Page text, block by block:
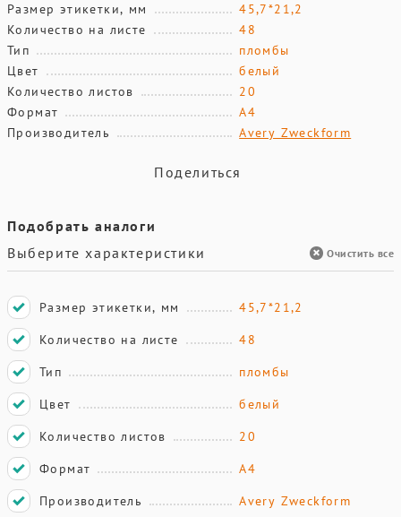
Размер этикетки, мм
45,7*21,2
Количество на листе
48
Тип
пломбы
Цвет
белый
Количество листов
20
Формат
А4
Производитель
Avery Zweckform
Поделиться
Подобрать аналоги
Выберите характеристики
Очистить все
Размер этикетки, мм
45,7*21,2
Количество на листе
48
Тип
пломбы
Цвет
белый
Количество листов
20
Формат
А4
Производитель
Avery Zweckform